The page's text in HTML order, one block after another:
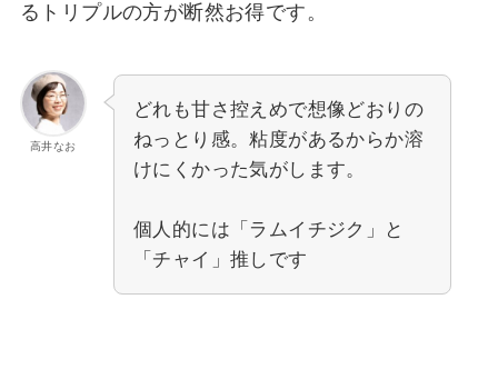
るトリプルの方が断然お得です。
高井なお
どれも甘さ控えめで想像どおりの
ねっとり感。粘度があるからか溶
けにくかった気がします。
個人的には「ラムイチジク」と
「チャイ」推しです